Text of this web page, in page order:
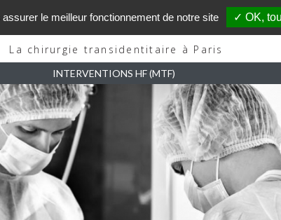
le meilleur fonctionnement de notre site ✓ OK,
TransParis
La chirurgie transidentitaire à Paris
INTERVENTIONS HF (MTF)